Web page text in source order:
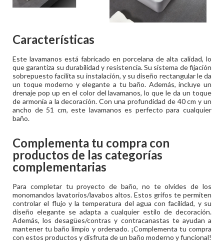
Características
Este lavamanos está fabricado en porcelana de alta calidad, lo
que garantiza su durabilidad y resistencia. Su sistema de fijación
sobrepuesto facilita su instalación, y su diseño rectangular le da
un toque moderno y elegante a tu baño. Además, incluye un
drenaje pop up en el color del lavamanos, lo que le da un toque
de armonía a la decoración. Con una profundidad de 40 cm y un
ancho de 51 cm, este lavamanos es perfecto para cualquier
baño.
Complementa tu compra con
productos de las categorías
complementarias
Para completar tu proyecto de baño, no te olvides de los
monomandos lavatorios/lavabos altos. Estos grifos te permiten
controlar el flujo y la temperatura del agua con facilidad, y su
diseño elegante se adapta a cualquier estilo de decoración.
Además, los desagües/contras y contracanastas te ayudan a
mantener tu baño limpio y ordenado. ¡Complementa tu compra
con estos productos y disfruta de un baño moderno y funcional!